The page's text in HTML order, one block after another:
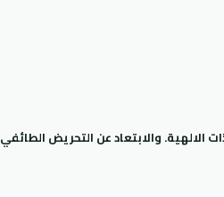
الالهية. والابتعاد عن التحريض الطائفي